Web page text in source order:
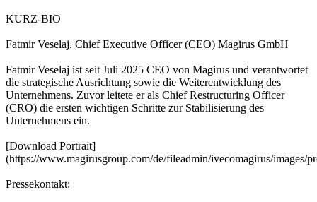
KURZ-BIO
Fatmir Veselaj, Chief Executive Officer (CEO) Magirus GmbH
Fatmir Veselaj ist seit Juli 2025 CEO von Magirus und verantwortet
die strategische Ausrichtung sowie die Weiterentwicklung des
Unternehmens. Zuvor leitete er als Chief Restructuring Officer
(CRO) die ersten wichtigen Schritte zur Stabilisierung des
Unternehmens ein.
[Download Portrait]
(https://www.magirusgroup.com/de/fileadmin/ivecomagirus/images/
Pressekontakt: